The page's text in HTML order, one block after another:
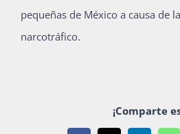
pequeñas de México a causa de
narcotráfico.
¡Comparte